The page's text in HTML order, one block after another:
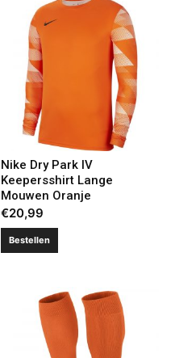
Nike Dry Park IV
Keepersshirt Lange
Mouwen Oranje
€20,99
Bestellen